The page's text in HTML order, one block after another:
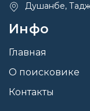
Душанбе,
Инфо
Главная
О поисковике
Контакты